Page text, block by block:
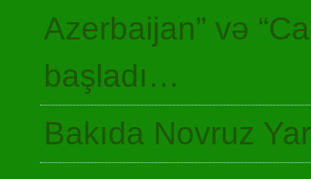
Azerbaijan” və
başladı…
Bakıda Novruz